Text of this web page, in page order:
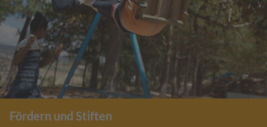
Fördern und Stiften